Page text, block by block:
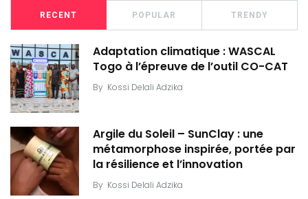
RECENT POPULAR TRENDY
Adaptation climatique : WASCAL
Togo à l’épreuve de l’outil CO-CAT
By Kossi Delali Adzika
Argile du Soleil – SunClay : une
métamorphose inspirée, portée par
la résilience et l’innovation
By Kossi Delali Adzika